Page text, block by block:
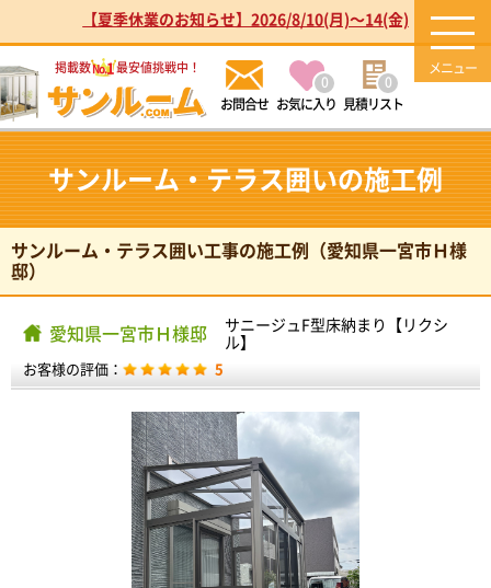
【夏季休業のお知らせ】2026/8/10(月)～14(金)
掲載数No.1最安値挑戦中！
お気に入り
0
見積リスト
0
サンルーム・テラス囲いの施工例
サンルーム・テラス囲い工事の施工例（愛知県一宮市Ｈ様
邸）
愛知県一宮市Ｈ様邸
サニージュF型床納まり【リクシ
ル】
お客様の評価： 5